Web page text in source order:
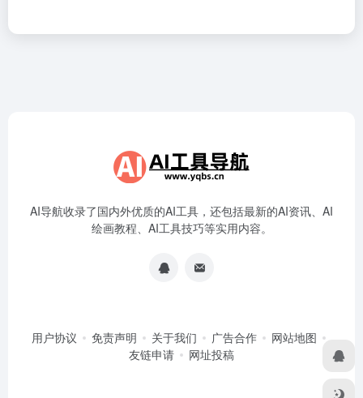
AI导航收录了国内外优质的AI工具，还包括最新的AI资讯、AI
绘画教程、AI工具技巧等实用内容。
用户协议 免责声明 关于我们 广告合作
网站地图
友链申请
网址投稿